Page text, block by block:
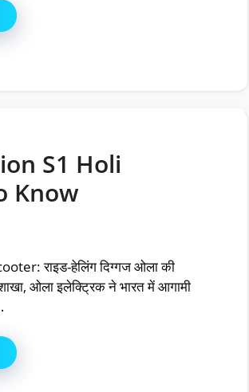
S1 Holi
Know
राइड-हेलिंग दिग्गज ओला की
ओला इलेक्ट्रिक ने भारत में आगामी